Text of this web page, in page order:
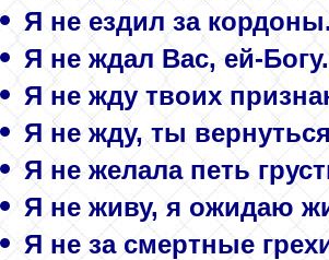
Я не ездил за
Я не ждал Вас, ей-
Я не жду твоих
Я не жду, ты
Я не желала петь
Я не живу, я ожидаю
Я не за смертные